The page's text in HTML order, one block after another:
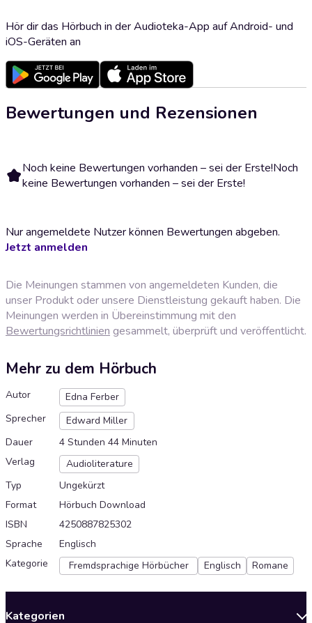
Hör dir das Hörbuch in der Audioteka-App auf Android- und
iOS-Geräten an
Bewertungen und Rezensionen
Noch keine Bewertungen vorhanden – sei der Erste!Noch
keine Bewertungen vorhanden – sei der Erste!
Nur angemeldete Nutzer können Bewertungen abgeben.
Jetzt anmelden
Die Meinungen stammen von angemeldeten Kunden, die
unser Produkt oder unsere Dienstleistung gekauft haben. Die
Meinungen werden in Übereinstimmung mit den
Bewertungsrichtlinien gesammelt, überprüft und veröffentlicht.
Mehr zu dem Hörbuch
Autor
Edna Ferber
Sprecher
Edward Miller
Dauer
4 Stunden 44 Minuten
Verlag
Audioliterature
Typ
Ungekürzt
Format
Hörbuch Download
ISBN
4250887825302
Sprache
Englisch
Kategorie
Fremdsprachige Hörbücher Englisch Romane
Kategorien